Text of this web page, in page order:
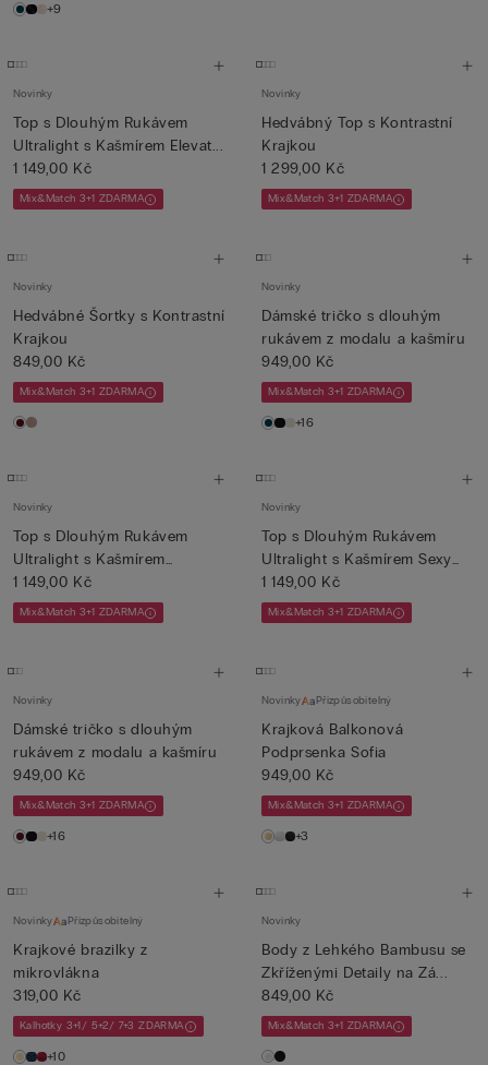
+9
Novinky
Top s Dlouhým Rukávem
Ultralight s Kašmírem Elevat...
1 149,00 Kč
Mix&Match 3+1 ZDARMA
Novinky
Hedvábný Top s Kontrastní
Krajkou
1 299,00 Kč
Mix&Match 3+1 ZDARMA
Novinky
Hedvábné Šortky s Kontrastní
Krajkou
849,00 Kč
Mix&Match 3+1 ZDARMA
Novinky
Dámské tričko s dlouhým
rukávem z modalu a kašmíru
949,00 Kč
Mix&Match 3+1 ZDARMA
+16
Novinky
Top s Dlouhým Rukávem
Ultralight s Kašmírem
Wildes...
1 149,00 Kč
Mix&Match 3+1 ZDARMA
Novinky
Top s Dlouhým Rukávem
Ultralight s Kašmírem Sexy
S...
1 149,00 Kč
Mix&Match 3+1 ZDARMA
Novinky
Dámské tričko s dlouhým
rukávem z modalu a kašmíru
949,00 Kč
Mix&Match 3+1 ZDARMA
+16
Novinky Přizpůsobitelný
Krajková Balkonová
Podprsenka Sofia
949,00 Kč
Mix&Match 3+1 ZDARMA
+3
Novinky Přizpůsobitelný
Krajkové brazilky z
mikrovlákna
319,00 Kč
Kalhotky 3+1/ 5+2/ 7+3 ZDARMA
+10
Novinky
Body z Lehkého Bambusu se
Zkříženými Detaily na Zá...
849,00 Kč
Mix&Match 3+1 ZDARMA